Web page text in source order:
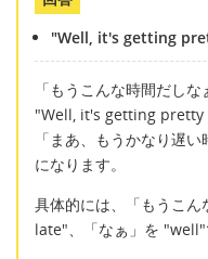
"Well, it's getting
「もうこんな時間だし
"Well, it's getting pretty
「まあ、もうかなり遅
になります。
具体的には、「もうこ
late"、「なぁ」を "well"